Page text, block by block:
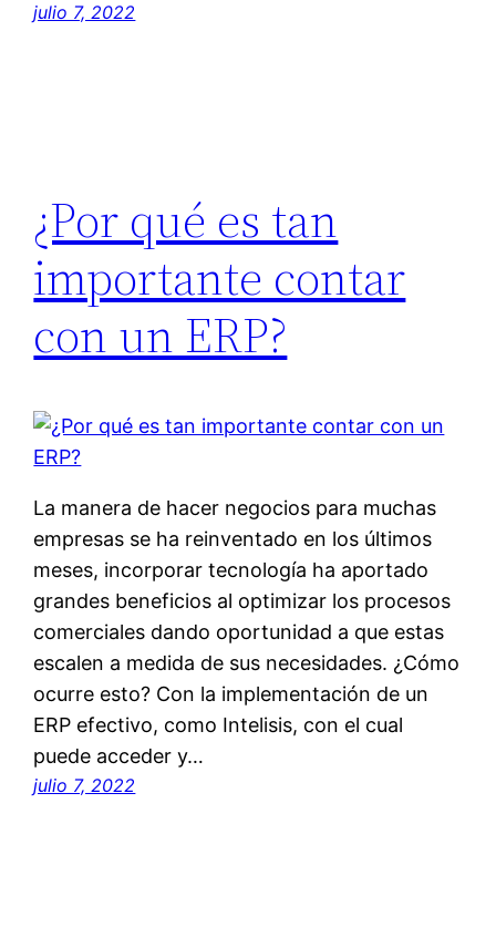
julio 7, 2022
¿Por qué es tan
importante contar
con un ERP?
La manera de hacer negocios para muchas
empresas se ha reinventado en los últimos
meses, incorporar tecnología ha aportado
grandes beneficios al optimizar los procesos
comerciales dando oportunidad a que estas
escalen a medida de sus necesidades. ¿Cómo
ocurre esto? Con la implementación de un
ERP efectivo, como Intelisis, con el cual
puede acceder y…
julio 7, 2022